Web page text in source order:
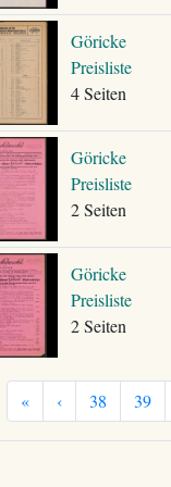
Göricke
Preisliste
4 Seiten
Göricke
Preisliste
2 Seiten
Göricke
Preisliste
2 Seiten
« ‹ 38 39